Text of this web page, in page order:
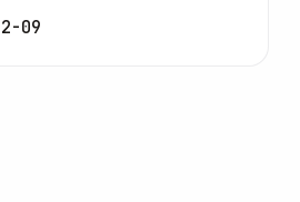
09